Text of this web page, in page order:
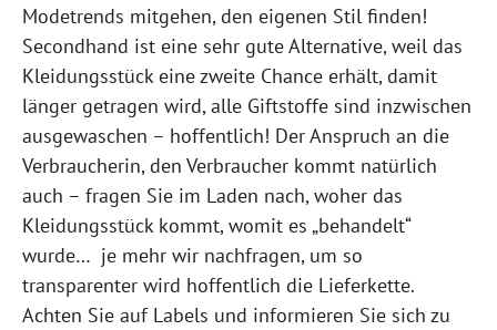
Modetrends mitgehen, den eigenen Stil finden!
Secondhand ist eine sehr gute Alternative, weil das
Kleidungsstück eine zweite Chance erhält, damit
länger getragen wird, alle Giftstoffe sind inzwischen
ausgewaschen – hoffentlich! Der Anspruch an die
Verbraucherin, den Verbraucher kommt natürlich
auch – fragen Sie im Laden nach, woher das
Kleidungsstück kommt, womit es „behandelt“
wurde… je mehr wir nachfragen, um so
transparenter wird hoffentlich die Lieferkette.
Achten Sie auf Labels und informieren Sie sich zu